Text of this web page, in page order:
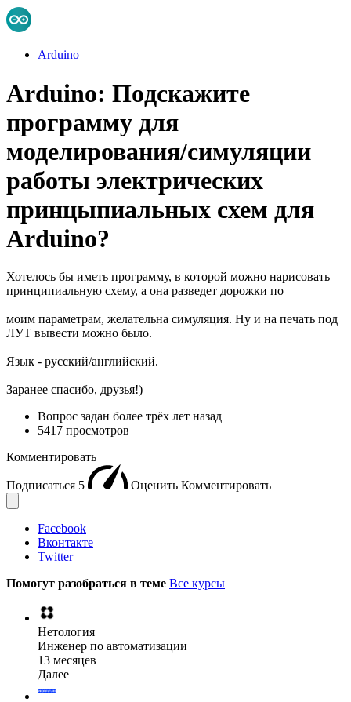
Arduino
Arduino: Пoдскажитe
программу для
моделирования/симуляции
работы электрических
принцыпиальных схем для
Arduino?
Хотелось бы иметь программу, в которой можно нарисовать
принципиальную схему, а она разведет дорожки по
моим параметрам, желательна симуляция. Ну и на печать под
ЛУТ вывести можно было.
Язык - русский/английский.
Заранее спасибо, друзья!)
Вопрос задан более трёх лет назад
5417 просмотров
Комментировать
Подписаться 5 Оценить Комментировать
Facebook
Вконтакте
Twitter
Помогут разобраться в теме Все курсы
Нетология
Инженер по автоматизации
13 месяцев
Далее